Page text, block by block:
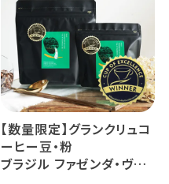
【数量限定】グランクリュコ
ーヒー豆・粉
ブラジル ファゼンダ・ヴァ